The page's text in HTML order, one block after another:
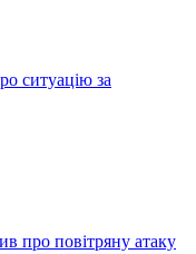
ситуацію за
про повітряну атаку